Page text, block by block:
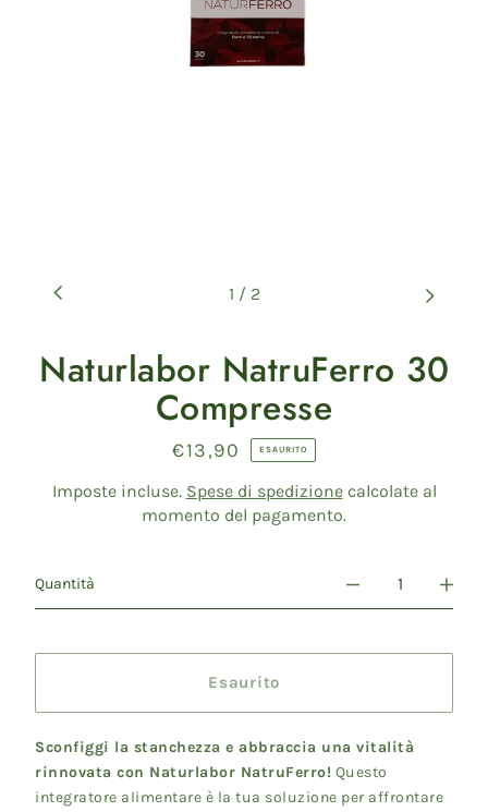
1 / 2
Naturlabor NatruFerro 30
Compresse
Prezzo
listino
€13,90 ESAURITO
Imposte incluse. Spese di spedizionecalcolate al
momento del pagamento.
Quantità
Esaurito
Sconfiggi la stanchezza e abbraccia una vitalità
rinnovata con Naturlabor NatruFerro! Questo
integratore alimentare è la tua soluzione per affrontare